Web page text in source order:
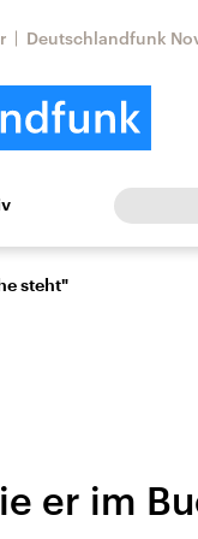
Deutschlandfunk
Faktenchecks
steht"
er im